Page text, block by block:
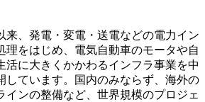
来、発電・変電・送電などの電力イン
理をはじめ、電気自動車のモータや自
活に大きくかかわるインフラ事業を中
しています。国内のみならず、海外の
インの整備など、世界規模のプロジェ